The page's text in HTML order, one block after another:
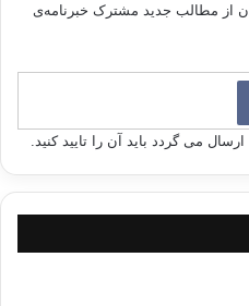
از مطالب جدید مشترک خبرنامه‌ی
می گردد باید آن را تایید کنید.